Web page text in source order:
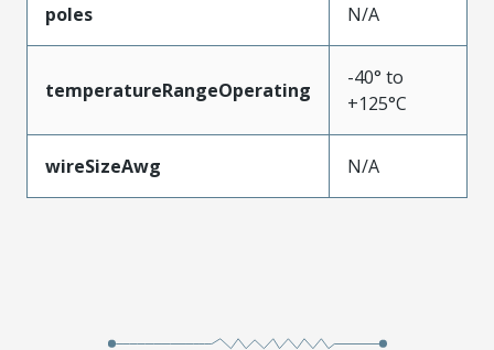
poles N/A
temperatureRangeOperating
-40° to
+125°C
wireSizeAwg N/A